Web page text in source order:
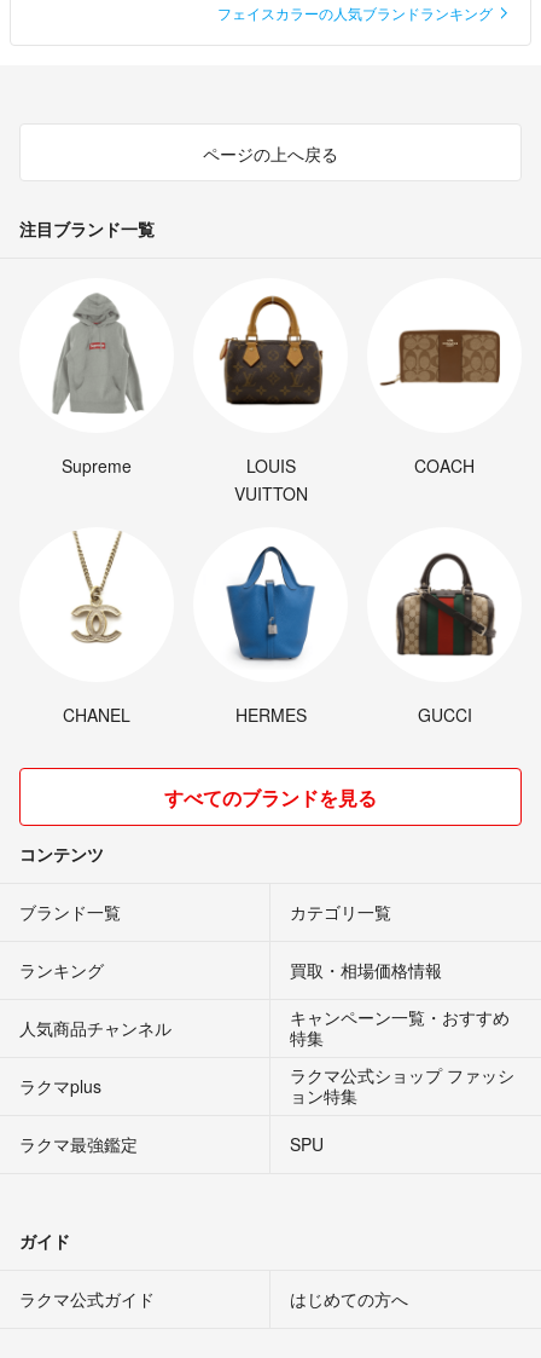
フェイスカラーの人気ブランドランキング
ページの上へ戻る
注目ブランド一覧
Supreme
LOUIS
VUITTON
COACH
CHANEL HERMES GUCCI
すべてのブランドを見る
コンテンツ
ブランド一覧 カテゴリ一覧
ランキング 買取・相場価格情報
人気商品チャンネル
キャンペーン一覧・おすすめ
特集
ラクマplus
ラクマ公式ショップ ファッシ
ョン特集
ラクマ最強鑑定
SPU
ガイド
ラクマ公式ガイド はじめての方へ